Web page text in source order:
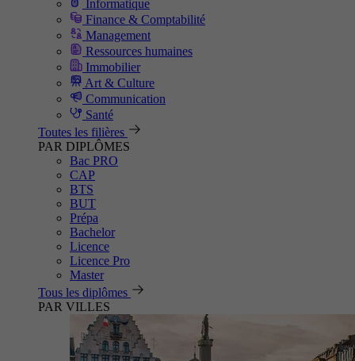
Informatique
Finance & Comptabilité
Management
Ressources humaines
Immobilier
Art & Culture
Communication
Santé
Toutes les filières
PAR DIPLÔMES
Bac PRO
CAP
BTS
BUT
Prépa
Bachelor
Licence
Licence Pro
Master
Tous les diplômes
PAR VILLES